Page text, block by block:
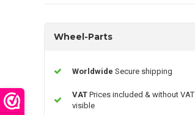
Wheel-Parts
Worldwide Secure shipping
VAT Prices included & without VAT
visible